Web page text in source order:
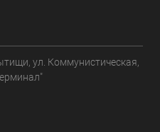
ул. Коммунистическая,